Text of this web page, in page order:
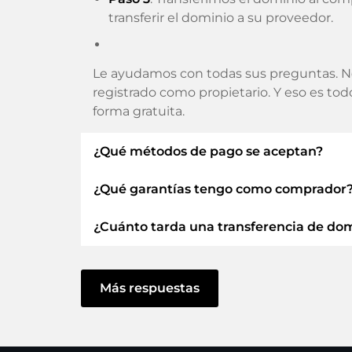
transferir el dominio a su proveedor.
Le ayudamos con todas sus preguntas.
registrado como propietario. Y eso es
forma gratuita.
¿Qué métodos de pago se aceptan?
Utilizamos SEPA como prepago y
¿Qué garantías tengo como
Siempre le garantizamos como
Dominio.
Recuperarás tudinero
¿Cuánto tarda una transferencia de
La transferencia de dominio a un nuevo
actúe sin demora y no haya problemas
Más respuestas